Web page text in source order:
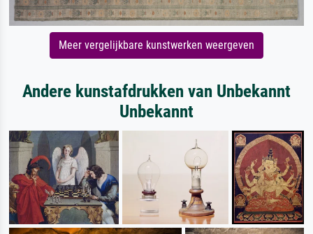
Meer vergelijkbare kunstwerken weergeven
Andere kunstafdrukken van Unbekannt
Unbekannt